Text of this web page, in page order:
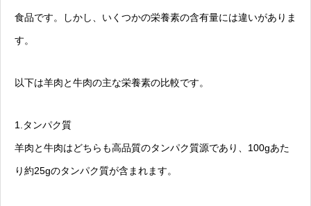
食品です。しかし、いくつかの栄養素の含有量には違いがありま
す。
以下は羊肉と牛肉の主な栄養素の比較です。
1.タンパク質
羊肉と牛肉はどちらも高品質のタンパク質源であり、100gあた
り約25gのタンパク質が含まれます。